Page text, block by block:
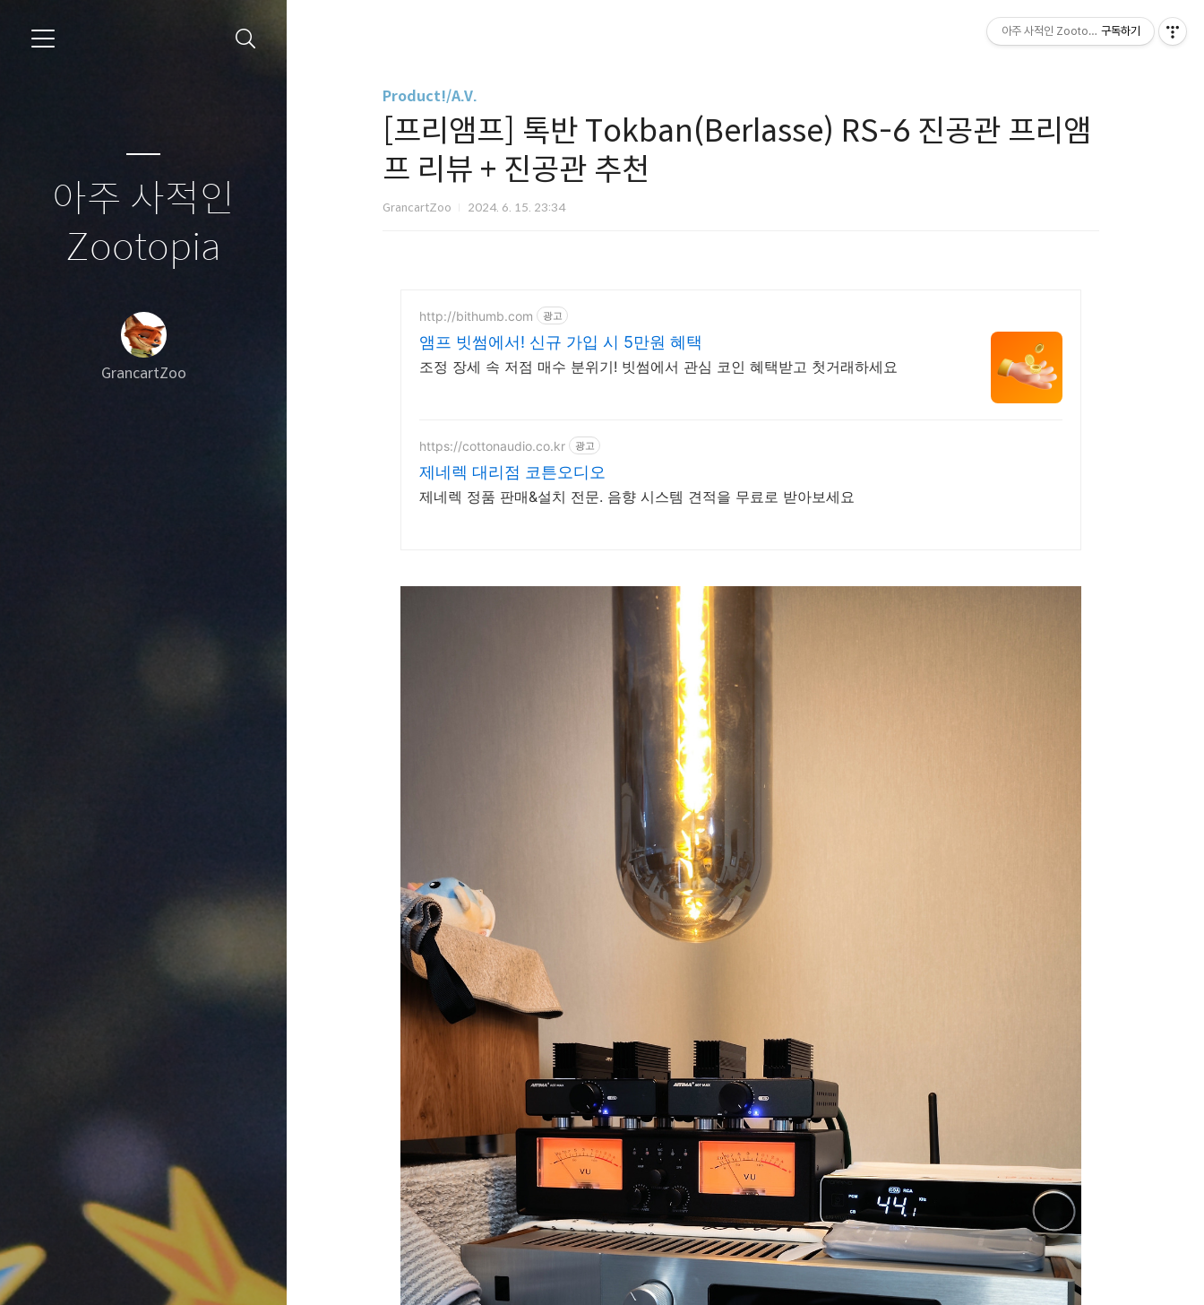
아주 사적인
Zootopia
GrancartZoo
Product!/A.V.
[프리앰프] 톡반 Tokban(Berlasse) RS-6 진공관 프리앰
프 리뷰 + 진공관 추천
GrancartZoo 2024. 6. 15. 23:34
http://bithumb.com 광고
앰프 빗썸에서! 신규 가입 시 5만원 혜택
조정 장세 속 저점 매수 분위기! 빗썸에서 관심 코인 혜택받고 첫거래하세요
https://cottonaudio.co.kr 광고
제네렉 대리점 코튼오디오
제네렉 정품 판매&설치 전문. 음향 시스템 견적을 무료로 받아보세요
아주 사적인 Zootopia구독하기